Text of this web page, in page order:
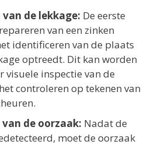
de lekkage: De eerste
van een zinken
identificeren van de plaats
optreedt. Dit kan worden
visuele inspectie van de
controleren op tekenen van
de oorzaak: Nadat de
moet de oorzaak